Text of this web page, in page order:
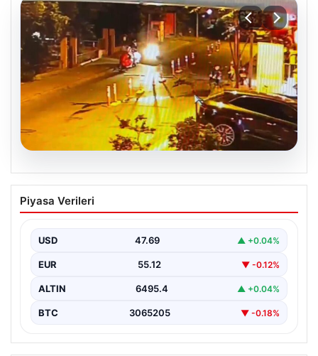
05.08.2026
Şişli’de Silahlı Saldırı: Nilda Müge
Şahin’e Kurşunlar Yağdı
Eczaneden ilaç aldıktan sonra kardeşini bekleyen 26…
Piyasa Verileri
USD 47.69 ▲ +0.04%
EUR 55.12 ▼ -0.12%
ALTIN 6495.4 ▲ +0.04%
BTC 3065205 ▼ -0.18%